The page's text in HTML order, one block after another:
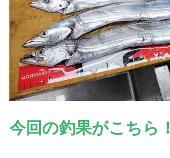
今回の釣果がこちら！